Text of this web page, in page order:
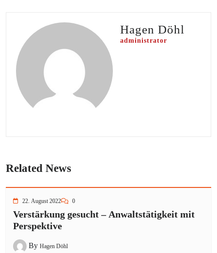
Hagen Döhl
administrator
Related News
22. August 2022 0
Verstärkung gesucht – Anwaltstätigkeit mit
Perspektive
By Hagen Döhl